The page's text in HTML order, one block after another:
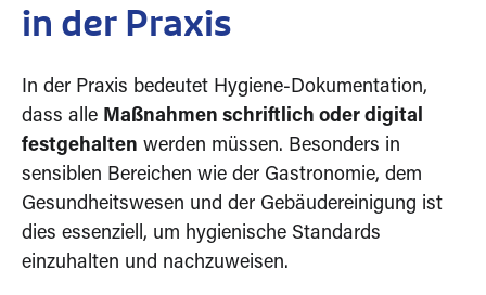
in der Praxis
In der Praxis bedeutet Hygiene-Dokumentation,
dass alle Maßnahmen schriftlich oder digital
festgehalten werden müssen. Besonders in
sensiblen Bereichen wie der Gastronomie, dem
Gesundheitswesen und der Gebäudereinigung ist
dies essenziell, um hygienische Standards
einzuhalten und nachzuweisen.